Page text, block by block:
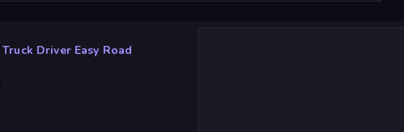
Truck Driver Easy Road